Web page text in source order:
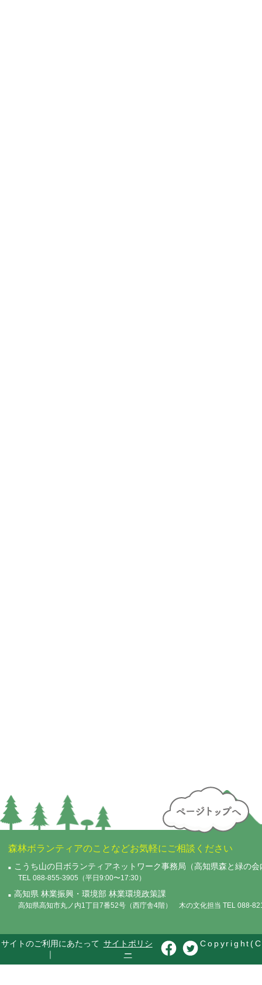
森林ボランティアのことなどお気軽にご相談ください
こうち山の日ボランティアネットワーク事務局（高知県森と緑の会
TEL 088-855-3905（平日9:00〜17:30）
高知県 林業振興・環境部 林業環境政策課
高知県高知市丸ノ内1丁目7番52号（西庁舎4階） 木の文化担当 TEL 088-
サイトのご利用にあたって
｜
サイトポリシ
ー